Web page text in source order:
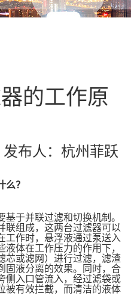
的工作原
布人：杭州菲跃
么？
于并联过滤和切换机制。
联组成，这两台过滤器可以
工作时，悬浮液通过泵送入
体在工作压力的作用下，
芯或滤网）进行过滤，滤渣
固液分离的效果。同时，合
侧入口管流入，经过滤袋或
被有效拦截，而清洁的液体